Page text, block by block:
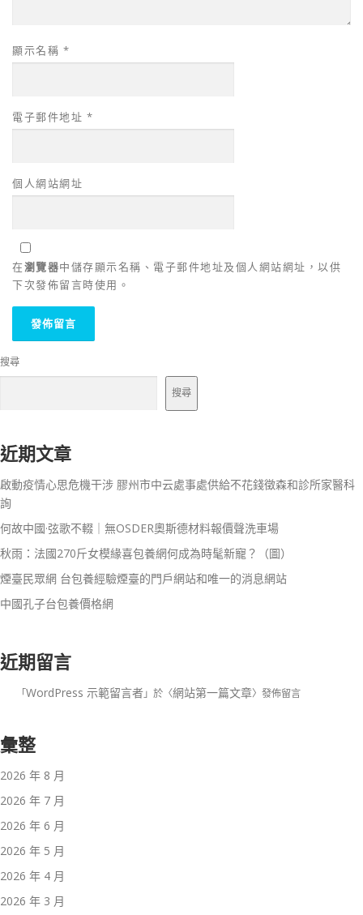
顯示名稱 *
電子郵件地址 *
個人網站網址
在瀏覽器中儲存顯示名稱、電子郵件地址及個人網站網址，以供
下次發佈留言時使用。
搜尋
搜尋
近期文章
啟動疫情心思危機干涉 膠州市中云處事處供給不花錢徵森和診所家醫科
詢
何故中國·弦歌不輟｜無OSDER奧斯德材料報價聲洗車場
秋雨：法國270斤女模緣喜包養網何成為時髦新寵？（圖）
煙臺民眾網 台包養經驗煙臺的門戶網站和唯一的消息網站
中國孔子台包養價格網
近期留言
「WordPress 示範留言者」於〈網站第一篇文章〉發佈留言
彙整
2026 年 8 月
2026 年 7 月
2026 年 6 月
2026 年 5 月
2026 年 4 月
2026 年 3 月